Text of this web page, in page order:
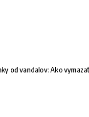
od vandalov: Ako